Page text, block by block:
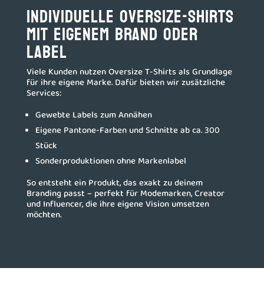
Individuelle Oversize-Shirts
mit eigenem Brand oder
Label
Viele Kunden nutzen Oversize T-Shirts als Grundlage
für ihre eigene Marke. Dafür bieten wir zusätzliche
Services:
Gewebte Labels zum Annähen
Eigene Pantone-Farben und Schnitte ab ca. 300
Stück
Sonderproduktionen ohne Markenlabel
So entsteht ein Produkt, das exakt zu deinem
Branding passt – perfekt für Modemarken, Creator
und Influencer, die ihre eigene Vision umsetzen
möchten.